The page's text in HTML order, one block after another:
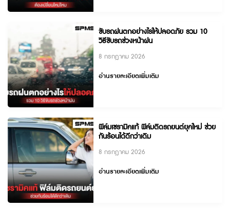
ขับรถฝนตกอย่างไรให้ปลอดภัย รวม 10
วิธีขับรถช่วงหน้าฝน
8 กรกฎาคม 2026
อ่านรายละเอียดเพิ่มเติม
ฟิล์มเซรามิคแท้ ฟิล์มติดรถยนต์ยุคใหม่ ช่วย
กันร้อนได้ดีกว่าเดิม
8 กรกฎาคม 2026
อ่านรายละเอียดเพิ่มเติม